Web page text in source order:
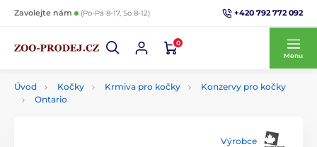
Zavolejte nám (Po-Pá 8-17, So 8-12) +420 792 772 092
0
Menu
Úvod Kočky Krmiva pro kočky
Konzervy pro kočky
Ontario
Výrobce